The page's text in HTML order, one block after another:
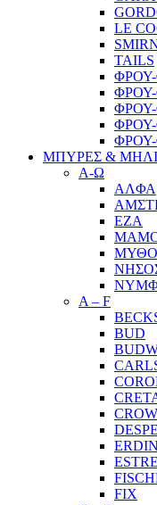
LE
TAILS
ΦΡΟΥ-
ΦΡΟΥ-
ΦΡΟΥ-
ΜΠΥΡΕΣ &
Α-Ω
ΑΛΦΑ
ΕΖΑ
A – F
BUD
FIX